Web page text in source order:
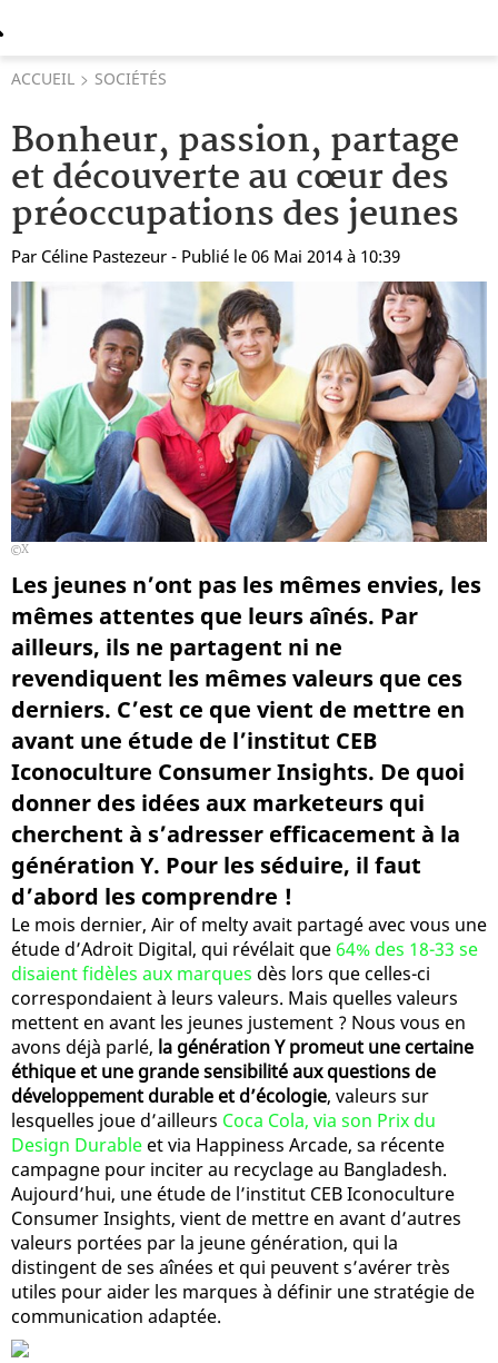
ACCUEIL SOCIÉTÉS
Bonheur, passion, partage
et découverte au cœur des
préoccupations des jeunes
Par Céline Pastezeur - Publié le 06 Mai 2014 à 10:39
X
Les jeunes n’ont pas les mêmes envies, les
mêmes attentes que leurs aînés. Par
ailleurs, ils ne partagent ni ne
revendiquent les mêmes valeurs que ces
derniers. C’est ce que vient de mettre en
avant une étude de l’institut CEB
Iconoculture Consumer Insights. De quoi
donner des idées aux marketeurs qui
cherchent à s’adresser efficacement à la
génération Y. Pour les séduire, il faut
d’abord les comprendre !
Le mois dernier, Air of melty avait partagé avec vous une
étude d’Adroit Digital, qui révélait que 64% des 18-33 se
disaient fidèles aux marques dès lors que celles-ci
correspondaient à leurs valeurs. Mais quelles valeurs
mettent en avant les jeunes justement ? Nous vous en
avons déjà parlé, la génération Y promeut une certaine
éthique et une grande sensibilité aux questions de
développement durable et d’écologie, valeurs sur
lesquelles joue d’ailleurs Coca Cola, via son Prix du
Design Durable et via Happiness Arcade, sa récente
campagne pour inciter au recyclage au Bangladesh.
Aujourd’hui, une étude de l’institut CEB Iconoculture
Consumer Insights, vient de mettre en avant d’autres
valeurs portées par la jeune génération, qui la
distingent de ses aînées et qui peuvent s’avérer très
utiles pour aider les marques à définir une stratégie de
communication adaptée.